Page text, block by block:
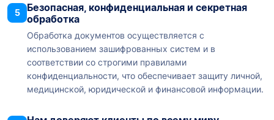
5
Безопасная, конфиденциальная и секретная
обработка
Обработка документов осуществляется с
использованием зашифрованных систем и в
соответствии со строгими правилами
конфиденциальности, что обеспечивает защиту личной,
медицинской, юридической и финансовой информации.